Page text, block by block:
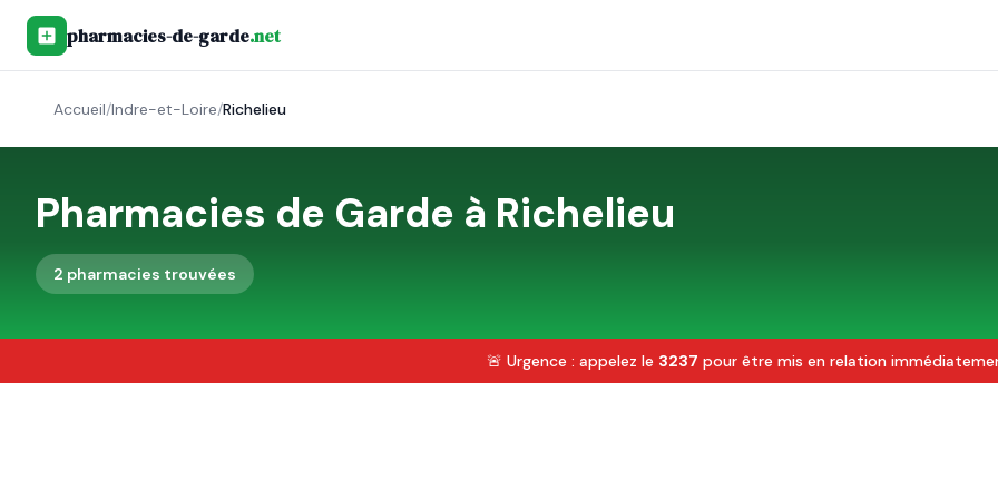
pharmacies-de-garde.net
Accueil/Indre-et-Loire/Richelieu
Pharmacies de Garde à Richelieu
2 pharmacies trouvées
🚨 Urgence : appelez le 3237 pour être mis en relation